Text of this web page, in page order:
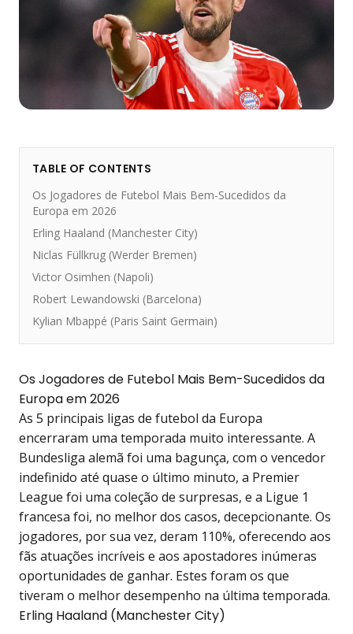
TABLE OF CONTENTS
Os Jogadores de Futebol Mais Bem-Sucedidos da
Europa em 2026
Erling Haaland (Manchester City)
Niclas Füllkrug (Werder Bremen)
Victor Osimhen (Napoli)
Robert Lewandowski (Barcelona)
Kylian Mbappé (Paris Saint Germain)
Os Jogadores de Futebol Mais Bem-Sucedidos da
Europa em 2026
As 5 principais ligas de futebol da Europa
encerraram uma temporada muito interessante. A
Bundesliga alemã foi uma bagunça, com o vencedor
indefinido até quase o último minuto, a Premier
League foi uma coleção de surpresas, e a Ligue 1
francesa foi, no melhor dos casos, decepcionante. Os
jogadores, por sua vez, deram 110%, oferecendo aos
fãs atuações incríveis e aos apostadores inúmeras
oportunidades de ganhar. Estes foram os que
tiveram o melhor desempenho na última temporada.
Erling Haaland (Manchester City)